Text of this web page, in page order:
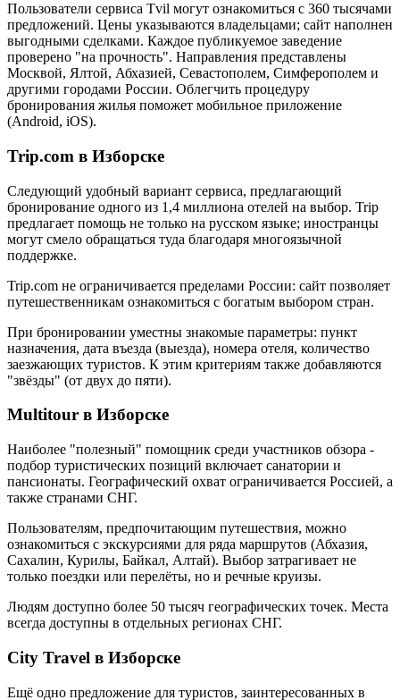
Пользователи сервиса Tvil могут ознакомиться с 360 тысячами
предложений. Цены указываются владельцами; сайт наполнен
выгодными сделками. Каждое публикуемое заведение
проверено "на прочность". Направления представлены
Москвой, Ялтой, Абхазией, Севастополем, Симферополем и
другими городами России. Облегчить процедуру
бронирования жилья поможет мобильное приложение
(Android, iOS).
Trip.com в Изборске
Следующий удобный вариант сервиса, предлагающий
бронирование одного из 1,4 миллиона отелей на выбор. Trip
предлагает помощь не только на русском языке; иностранцы
могут смело обращаться туда благодаря многоязычной
поддержке.
Trip.com не ограничивается пределами России: сайт позволяет
путешественникам ознакомиться с богатым выбором стран.
При бронировании уместны знакомые параметры: пункт
назначения, дата въезда (выезда), номера отеля, количество
заезжающих туристов. К этим критериям также добавляются
"звёзды" (от двух до пяти).
Multitour в Изборске
Наиболее "полезный" помощник среди участников обзора -
подбор туристических позиций включает санатории и
пансионаты. Географический охват ограничивается Россией, а
также странами СНГ.
Пользователям, предпочитающим путешествия, можно
ознакомиться с экскурсиями для ряда маршрутов (Абхазия,
Сахалин, Курилы, Байкал, Алтай). Выбор затрагивает не
только поездки или перелёты, но и речные круизы.
Людям доступно более 50 тысяч географических точек. Места
всегда доступны в отдельных регионах СНГ.
City Travel в Изборске
Ещё одно предложение для туристов, заинтересованных в